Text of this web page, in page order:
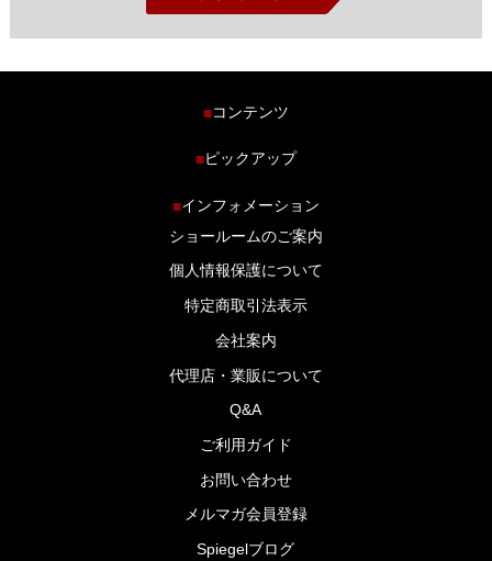
■コンテンツ
商品ラインナップ
ブログ
■ピックアップ
■インフォメーション
ショールームのご案内
個人情報保護について
特定商取引法表示
会社案内
代理店・業販について
Q&A
ご利用ガイド
お問い合わせ
メルマガ会員登録
Spiegelブログ